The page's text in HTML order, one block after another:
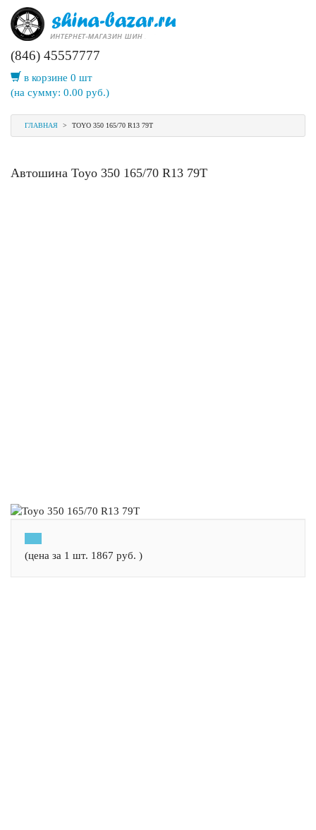
(846) 45557777
в корзине 0 шт
(на сумму: 0.00 руб.)
ГЛАВНАЯ > TOYO 350 165/70 R13 79T
Автошина Toyo 350 165/70 R13 79T
(цена за 1 шт. 1867 руб. )